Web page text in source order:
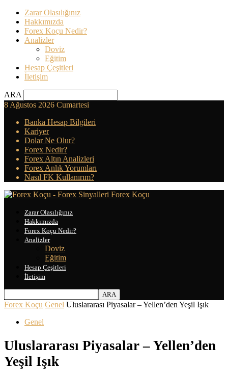
Zarar Olasılığınız
Hakkımızda
Forex Koçu Nedir?
Analizler
Doviz
Eğitim
Hesap Çeşitleri
İletişim
ARA
8 Ağustos 2026 Cumartesi
Banka Hesap Bilgileri
Kariyer
Dolar Ne Olur?
Forex Nedir?
Forex Altın Analizleri
Forex Anlık Yorumları
Nasıl FK Kullanırım?
Forex Koçu
Zarar Olasılığınız
Hakkımızda
Forex Koçu Nedir?
Analizler
Doviz
Eğitim
Hesap Çeşitleri
İletişim
Forex Koçu Genel Uluslararası Piyasalar – Yellen’den Yeşil Işık
Genel
Uluslararası Piyasalar – Yellen’den
Yeşil Işık